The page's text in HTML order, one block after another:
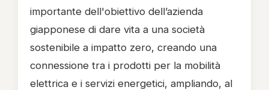
importante dell'obiettivo dell’azienda
giapponese di dare vita a una società
sostenibile a impatto zero, creando una
connessione tra i prodotti per la mobilità
elettrica e i servizi energetici, ampliando, al